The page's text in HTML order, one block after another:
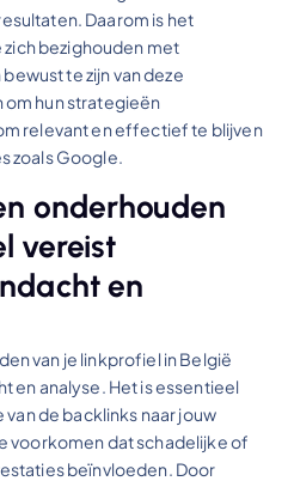
Daarom is het
bezighouden met
te zijn van deze
hun strategieën
relevant en effectief te blijven
zoals Google.
onderhouden
vereist
en
van je linkprofiel in België
en analyse. Het is essentieel
de backlinks naar jouw
voorkomen dat schadelijke of
beïnvloeden. Door